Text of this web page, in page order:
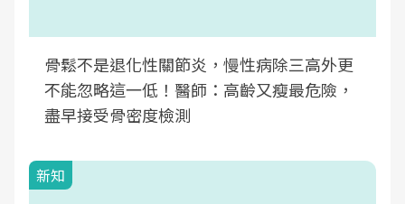
骨鬆不是退化性關節炎，慢性病除三高外更
不能忽略這一低！醫師：高齡又瘦最危險，
盡早接受骨密度檢測
新知